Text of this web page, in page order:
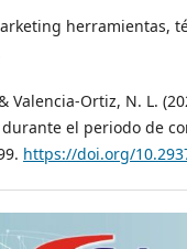
herramientas,
Valencia-Ortiz, N. L.
el periodo de
https://doi.org/